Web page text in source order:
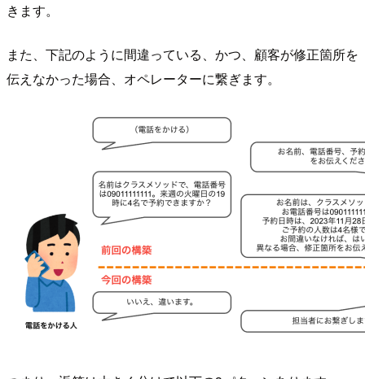
きます。
また、下記のように間違っている、かつ、顧客が修正箇所を
伝えなかった場合、オペレーターに繋ぎます。